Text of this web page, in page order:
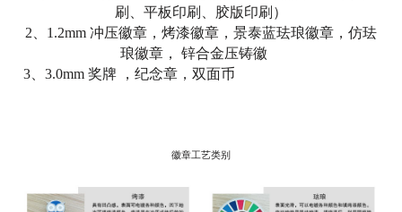
刷、平板印刷、胶版印刷）
2、1.2mm 冲压徽章，烤漆徽章，景泰蓝珐琅徽章，仿珐
琅徽章， 锌合金压铸徽
3、3.0mm 奖牌 ，纪念章，双面币
徽章工艺类别